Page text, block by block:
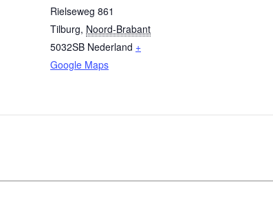
Rielseweg 861
Tilburg, Noord-Brabant
5032SB Nederland +
Google Maps